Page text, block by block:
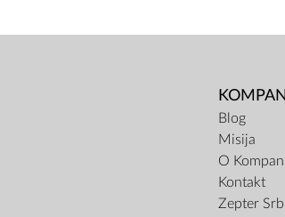
Blog
Misija
O
Kontakt
Zepter